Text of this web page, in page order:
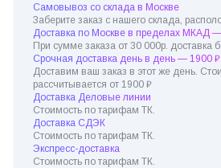
Самовывоз со склада в Москве
Заберите заказ с нашего склада,
Доставка по Москве в пределах МКАД
При сумме заказа от 30 000р. доставка
Срочная доставка день в день — 1900 ₽
Доставим ваш заказ в этот же день.
рассчитывается от 1900 ₽
Доставка Деловые линии
Стоимость по тарифам ТК.
Доставка СДЭК
Стоимость по тарифам ТК.
Экспресс-доставка
Стоимость по тарифам ТК.